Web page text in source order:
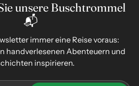
unsere Buschtrommel
📬
immer eine Reise voraus:
handverlesenen Abenteuern und
inspirieren.